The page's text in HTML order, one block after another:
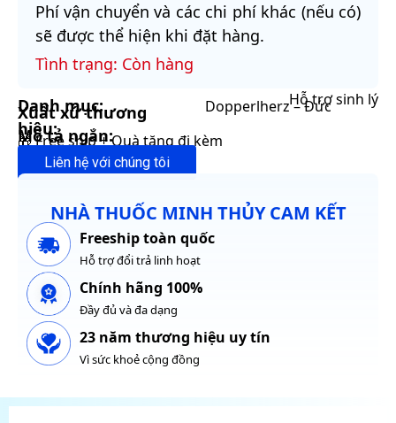
Phí vận chuyển và các chi phí khác (nếu có)
sẽ được thể hiện khi đặt hàng.
Tình trạng: Còn hàng
Danh mục:
Hỗ trợ sinh lý
Xuất xứ thương
hiệu:
Dopperlherz – Đức
Mô tả ngắn:
🎁 Free ship + Quà tặng đi kèm
Liên hệ với chúng tôi
NHÀ THUỐC MINH THỦY CAM KẾT
Freeship toàn quốc
Hỗ trợ đổi trả linh hoạt
Chính hãng 100%
Đầy đủ và đa dạng
23 năm thương hiệu uy tín
Vì sức khoẻ cộng đồng